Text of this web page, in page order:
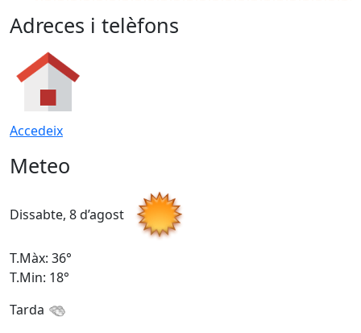
Adreces i telèfons
Accedeix
Meteo
Dissabte, 8 d’agost
T.Màx: 36°
T.Min: 18°
Tarda